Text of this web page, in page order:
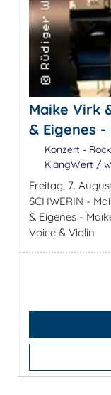
Maike Virk
& Eigenes
Konzert -
KlangWert /
Freitag, 7.
SCHWERIN -
& Eigenes -
Voice & Violin